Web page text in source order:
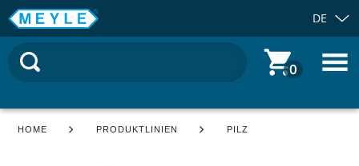
DE
0
HOME PRODUKTLINIEN PILZ